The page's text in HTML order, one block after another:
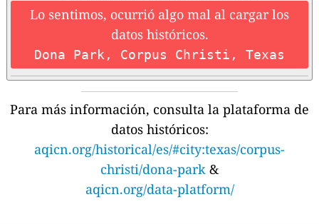
Lo sentimos, ocurrió algo mal al cargar los
datos históricos.
Dona Park, Corpus Christi, Texas
Para más información, consulta la plataforma de
datos históricos:
aqicn.org/historical/es/#city:texas/corpus-
christi/dona-park &
aqicn.org/data-platform/